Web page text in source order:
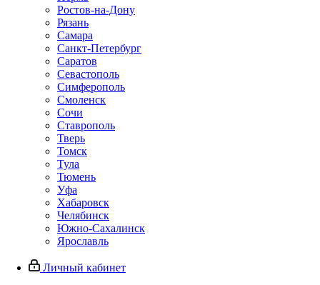
Ростов-на-Дону
Рязань
Самара
Санкт-Петербург
Саратов
Севастополь
Симферополь
Смоленск
Сочи
Ставрополь
Тверь
Томск
Тула
Тюмень
Уфа
Хабаровск
Челябинск
Южно-Сахалинск
Ярославль
Личный кабинет